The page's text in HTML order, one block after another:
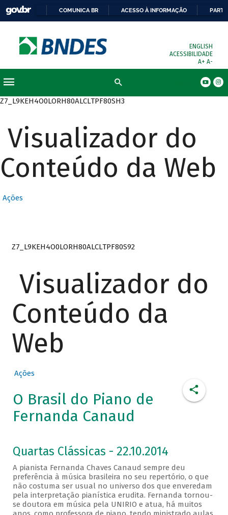
COMUNICA BR ACESSO À INFORMAÇÃO
ENGLISH
ACESSIBILIDADE
A+ A-
Z7_L9KEH4O0LORH80ALCLTPF80SH3
Visualizador do
Conteúdo da Web
Ações
Z7_L9KEH4O0LORH80ALCLTPF80S92
Visualizador do
Conteúdo da
Web
Ações
O Brasil do Piano de
Fernanda Canaud
Quartas Clássicas - 22.10.2014
A pianista Fernanda Chaves Canaud sempre deu
preferência à música brasileira no seu repertório, o que
não costuma ser usual no universo dos que enveredam
pela interpretação pianística erudita. Fernanda tornou-
se doutora em música pela UNIRIO e atua, há muitos